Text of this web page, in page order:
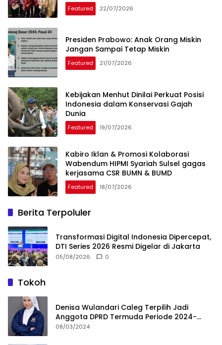
Featured 22/07/2026
Presiden Prabowo: Anak Orang Miskin
Jangan Sampai Tetap Miskin
Featured 21/07/2026
Kebijakan Menhut Dinilai Perkuat Posisi
Indonesia dalam Konservasi Gajah
Dunia
Featured 19/07/2026
Kabiro Iklan & Promosi Kolaborasi
Wabendum HIPMI Syariah Sulsel gagas
kerjasama CSR BUMN & BUMD
Featured 18/07/2026
Berita Terpoluler
Transformasi Digital Indonesia Dipercepat,
DTI Series 2026 Resmi Digelar di Jakarta
05/08/2026 0
Tokoh
Denisa Wulandari Caleg Terpilih Jadi
Anggota DPRD Termuda Periode 2024-
2029
08/03/2024